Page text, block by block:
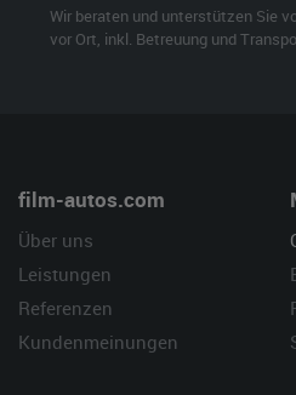
Wir beraten und unterstützen Sie
vor Ort, inkl. Betreuung und
film-autos.com
Über uns
Leistungen
Referenzen
Kundenmeinungen